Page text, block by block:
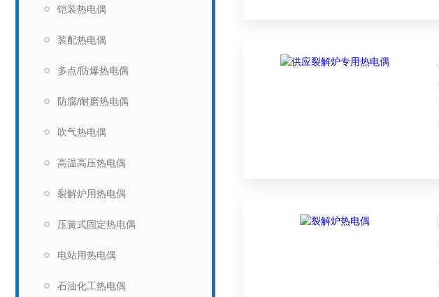
铠装热电偶
装配热电偶
多点/防爆热电偶
防腐/耐磨热电偶
吹气热电偶
高温高压热电偶
裂解炉用热电偶
压簧式固定热电偶
电站用热电偶
石油化工热电偶